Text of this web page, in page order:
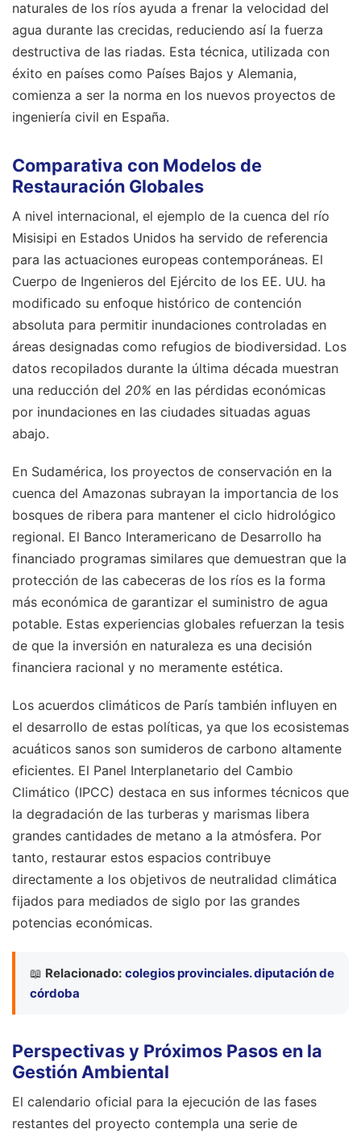
naturales de los ríos ayuda a frenar la velocidad del
agua durante las crecidas, reduciendo así la fuerza
destructiva de las riadas. Esta técnica, utilizada con
éxito en países como Países Bajos y Alemania,
comienza a ser la norma en los nuevos proyectos de
ingeniería civil en España.
Comparativa con Modelos de
Restauración Globales
A nivel internacional, el ejemplo de la cuenca del río
Misisipi en Estados Unidos ha servido de referencia
para las actuaciones europeas contemporáneas. El
Cuerpo de Ingenieros del Ejército de los EE. UU. ha
modificado su enfoque histórico de contención
absoluta para permitir inundaciones controladas en
áreas designadas como refugios de biodiversidad. Los
datos recopilados durante la última década muestran
una reducción del 20% en las pérdidas económicas
por inundaciones en las ciudades situadas aguas
abajo.
En Sudamérica, los proyectos de conservación en la
cuenca del Amazonas subrayan la importancia de los
bosques de ribera para mantener el ciclo hidrológico
regional. El Banco Interamericano de Desarrollo ha
financiado programas similares que demuestran que la
protección de las cabeceras de los ríos es la forma
más económica de garantizar el suministro de agua
potable. Estas experiencias globales refuerzan la tesis
de que la inversión en naturaleza es una decisión
financiera racional y no meramente estética.
Los acuerdos climáticos de París también influyen en
el desarrollo de estas políticas, ya que los ecosistemas
acuáticos sanos son sumideros de carbono altamente
eficientes. El Panel Interplanetario del Cambio
Climático (IPCC) destaca en sus informes técnicos que
la degradación de las turberas y marismas libera
grandes cantidades de metano a la atmósfera. Por
tanto, restaurar estos espacios contribuye
directamente a los objetivos de neutralidad climática
fijados para mediados de siglo por las grandes
potencias económicas.
📖 Relacionado: colegios provinciales. diputación de
córdoba
Perspectivas y Próximos Pasos en la
Gestión Ambiental
El calendario oficial para la ejecución de las fases
restantes del proyecto contempla una serie de